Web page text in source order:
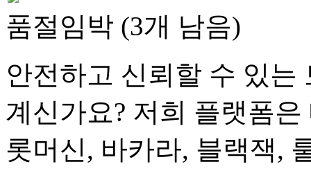
품절임박 (3개 남음)
안전하고 신뢰할 수 있는
계신가요? 저희 플랫폼
롯머신, 바카라, 블랙잭,